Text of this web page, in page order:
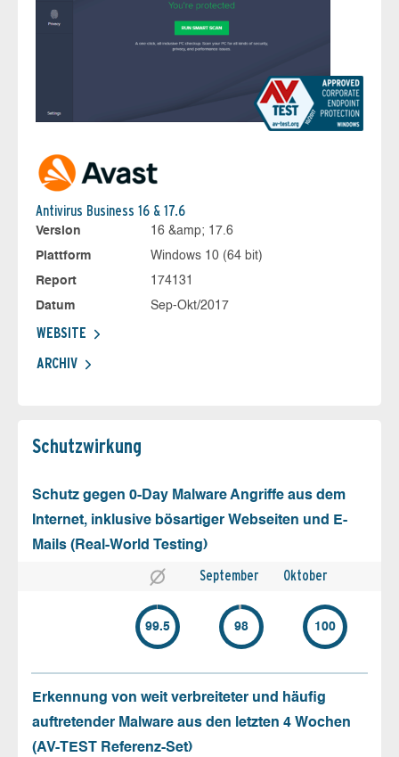
Antivirus Business 16 & 17.6
Version
16 &amp; 17.6
Plattform
Windows 10 (64 bit)
Report
174131
Datum
Sep-Okt/2017
WEBSITE
ARCHIV
Schutz­wirkung
Schutz gegen 0-Day Malware Angriffe aus dem
Internet, inklusive bösartiger Webseiten und E-
Mails (Real-World Testing)
September Oktober
99.5 98 100
Erkennung von weit verbreiteter und häufig
auftretender Malware aus den letzten 4 Wochen
(AV-TEST Referenz-Set)